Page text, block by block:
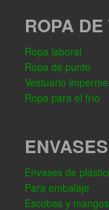
ROPA
Ropa laboral
Ropa de punto
Vestuario
Ropa para el frío
Envases de
Para embalaje
Escobas y mangos